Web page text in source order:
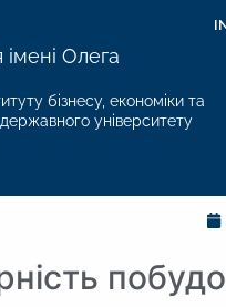
Олега
бізнесу, економіки та
університету